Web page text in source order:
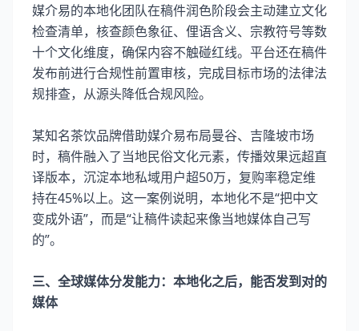
媒介易的本地化团队在稿件润色阶段会主动建立文化
检查清单，核查颜色象征、俚语含义、宗教符号等数
十个文化维度，确保内容不触碰红线。平台还在稿件
发布前进行合规性前置审核，完成目标市场的法律法
规排查，从源头降低合规风险。
某知名茶饮品牌借助媒介易布局曼谷、吉隆坡市场
时，稿件融入了当地民俗文化元素，传播效果远超直
译版本，沉淀本地私域用户超50万，复购率稳定维
持在45%以上。这一案例说明，本地化不是“把中文
变成外语”，而是“让稿件读起来像当地媒体自己写
的”。
三、全球媒体分发能力：本地化之后，能否发到对的
媒体